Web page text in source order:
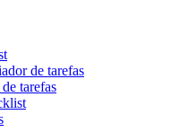
de tarefas
tarefas